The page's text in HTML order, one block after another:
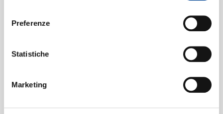
Preferenze
Statistiche
Marketing